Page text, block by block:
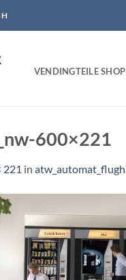
VENDINGTEILE SHOP
600×221
221 in